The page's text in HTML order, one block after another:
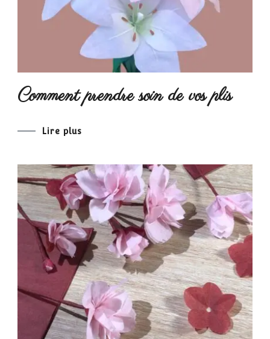
Comment prendre soin de vos plis
Lire plus